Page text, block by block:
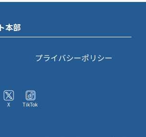
本部
プライバシーポリシー
X TikTok